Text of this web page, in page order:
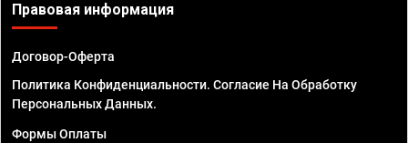
Правовая информация
Договор-Оферта
Политика Конфиденциальности. Согласие На Обработку
Персональных Данных.
Формы Оплаты